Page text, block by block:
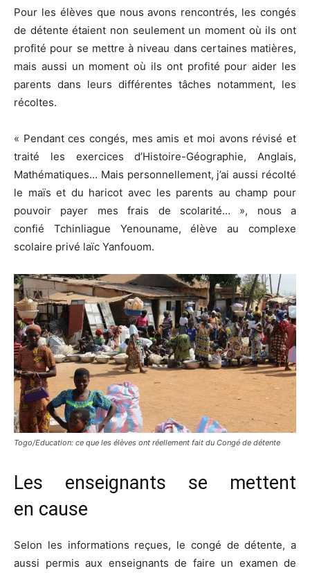
Pour les élèves que nous avons rencontrés, les congés
de détente étaient non seulement un moment où ils ont
profité pour se mettre à niveau dans certaines matières,
mais aussi un moment où ils ont profité pour aider les
parents dans leurs différentes tâches notamment, les
récoltes.
« Pendant ces congés, mes amis et moi avons révisé et
traité les exercices d’Histoire-Géographie, Anglais,
Mathématiques… Mais personnellement, j’ai aussi récolté
le maïs et du haricot avec les parents au champ pour
pouvoir payer mes frais de scolarité…
», nous a
confié Tchinliague Yenouname, élève au complexe
scolaire privé laïc Yanfouom.
Togo/Education: ce que les élèves ont réellement fait du Congé de détente
Les enseignants se mettent
en cause
Selon les informations reçues, le congé de détente, a
aussi permis aux enseignants de faire un examen de